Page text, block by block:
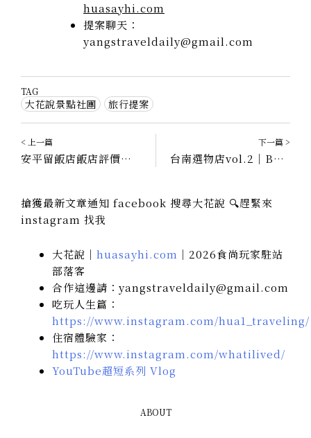
huasayhi.com
提案聊天：
yangstraveldaily@gmail.com
TAG
大花說景點社團 旅行提案
< 上一篇
安平留飯店飯店評價｜Hotel de L’eau 妳最想要的法式優雅，台南安平住宿
下一篇 >
台南選物店vol.2｜Beaucoup｜細選日常物件，是屋子裡的全部，傳遞與分享著生活質感的事。
搶獲最新文章通知 facebook 搜尋大花說 🔍趕緊來
instagram 找我
大花說｜ huasayhi.com ｜2026食尚玩家駐站
部落客
合作這邊請：yangstraveldaily@gmail.com
吃玩人生篇：
https://www.instagram.com/hua1_traveling/
住宿體驗家：
https://www.instagram.com/whatilived/
YouTube超短系列 Vlog
ABOUT